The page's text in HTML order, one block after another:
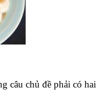
câu chủ đề phải có